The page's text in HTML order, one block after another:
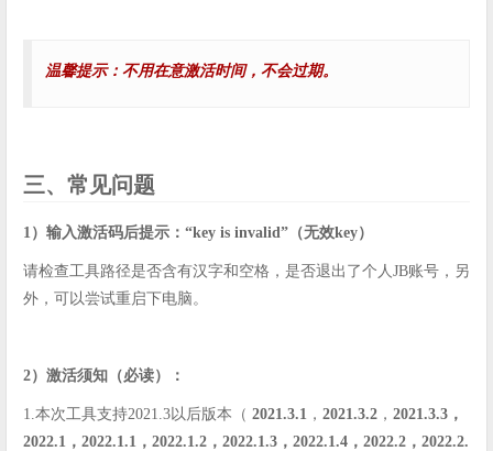
温馨提示：不用在意激活时间，不会过期。
三、常见问题
1）输入激活码后提示：“key is invalid”（无效key）
请检查工具路径是否含有汉字和空格，是否退出了个人JB账号，另
外，可以尝试重启下电脑。
2）激活须知（必读）：
1.本次工具支持2021.3以后版本（ 2021.3.1 ， 2021.3.2 ， 2021.3.3，
2022.1，2022.1.1，2022.1.2，2022.1.3，2022.1.4，2022.2，2022.2.